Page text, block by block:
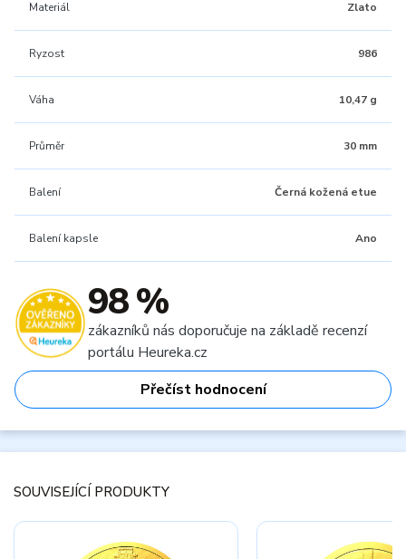
Materiál Zlato
Ryzost 986
Váha 10,47 g
Průměr 30 mm
Balení Černá kožená etue
Balení kapsle Ano
98 %
zákazníků nás doporučuje na základě recenzí
portálu Heureka.cz
Přečíst hodnocení
SOUVISEJÍCÍ PRODUKTY